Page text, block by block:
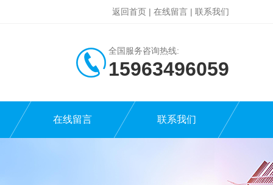
返回首页 | 在线留言 | 联系我们
全国服务咨询热线:
15963496059
在线留言 联系我们